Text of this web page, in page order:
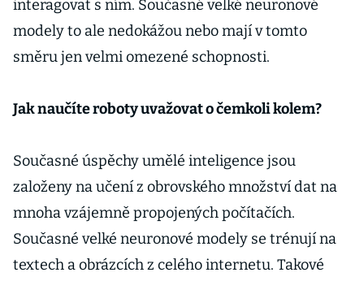
interagovat s ním. Současné velké neuronové
modely to ale nedokážou nebo mají v tomto
směru jen velmi omezené schopnosti.
Jak naučíte roboty uvažovat o čemkoli kolem?
Současné úspěchy umělé inteligence jsou
založeny na učení z obrovského množství dat na
mnoha vzájemně propojených počítačích.
Současné velké neuronové modely se trénují na
textech a obrázcích z celého internetu. Takové